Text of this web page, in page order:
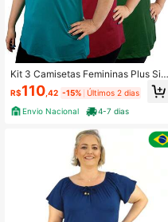
Kit 3 Camisetas Femininas Plus Siz
e T-Shirt Lisas Academia Dia a Dia
Básicas Manga Curta
R$110 ,42 -15% Últimos 2 dias
Envio Nacional
4-7 dias